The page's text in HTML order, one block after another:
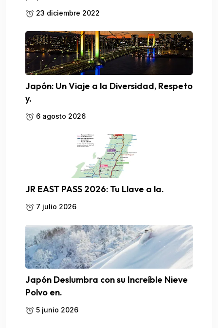
23 diciembre 2022
Japón: Un Viaje a la Diversidad, Respeto
y.
6 agosto 2026
JR EAST PASS 2026: Tu Llave a la.
7 julio 2026
Japón Deslumbra con su Increíble Nieve
Polvo en.
5 junio 2026